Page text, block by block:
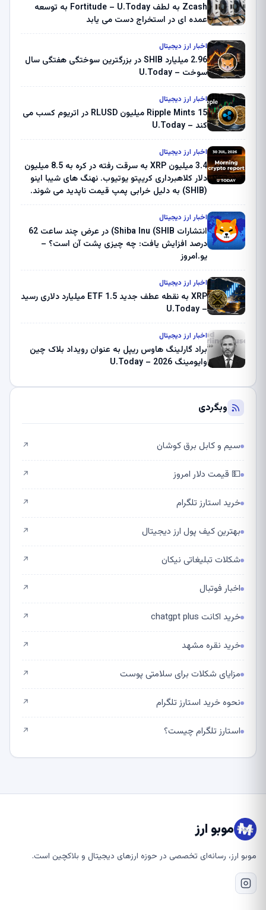
Zcash به لطف Fortitude – U.Today به توسعه
عمده ای در استخراج دست می یابد
اخبار ارز دیجیتال
2.96 میلیارد SHIB در بزرگترین سوختگی هفتگی سال
سوخت – U.Today
اخبار ارز دیجیتال
Ripple Mints 15 میلیون RLUSD در اتریوم کسب می
کند – U.Today
اخبار ارز دیجیتال
3.4 میلیون XRP به سرقت رفته در کره به 8.5 میلیون
دلار کلاهبرداری کریپتو یوتیوب. نهنگ های شیبا اینو
(SHIB) به دلیل خرابی پمپ قیمت ناپدید می شوند.
ثبت کرد – گزارش کریپتو صبح – U.Today
اخبار ارز دیجیتال
انتشارات Shiba Inu (SHIB) در عرض چند ساعت 62
درصد افزایش یافت: چه چیزی پشت آن است؟ –
یو.امروز
اخبار ارز دیجیتال
XRP به نقطه عطف جدید ETF 1.5 میلیارد دلاری رسید
– U.Today
اخبار ارز دیجیتال
براد گارلینگ هاوس ریپل به عنوان رویداد بلاک چین
وایومینگ 2026 – U.Today
وبگردی
سیم و کابل برق کوشان ↗
💵 قیمت دلار امروز ↗
خرید استارز تلگرام ↗
بهترین کیف پول ارز دیجیتال ↗
شکلات تبلیغاتی نیکان ↗
اخبار فوتبال ↗
خرید اکانت chatgpt plus ↗
خرید نقره مشهد ↗
مزایای شکلات برای سلامتی پوست ↗
نحوه خرید استارز تلگرام ↗
استارز تلگرام چیست؟ ↗
موبو ارز
موبو ارز، رسانه‌ای تخصصی در حوزه ارزهای دیجیتال و بلاکچین است.